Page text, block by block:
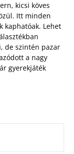
kicsi köves
Itt minden
kaphatóak. Lehet
de szintén pazar
a nagy
gyerekjáték